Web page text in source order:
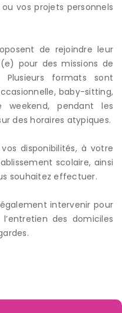
vos projets personnels
de rejoindre leur
pour des missions de
formats sont
baby-sitting,
weekend, pendant les
des horaires atypiques.
disponibilités, à votre
scolaire, ainsi
souhaitez effectuer.
intervenir pour
des domiciles